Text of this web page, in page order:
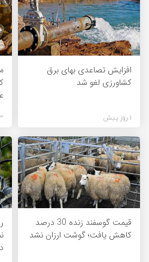
افزایش تصاعدی بهای برق
کشاورزی لغو شد
1 روز پیش 3
قیمت گوسفند زنده 30 درصد
کاهش یافت؛ گوشت ارزان نشد